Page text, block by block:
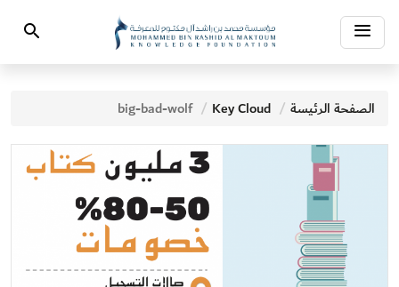
Toggle
navigation
Search
الصفحة الرئيسة Key Cloud
big-bad-wolf